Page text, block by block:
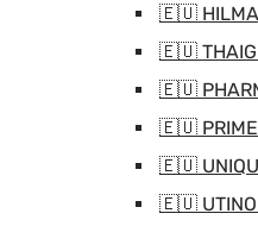
🇪🇺
🇪🇺
🇪🇺
🇪🇺
🇪🇺
🇪🇺